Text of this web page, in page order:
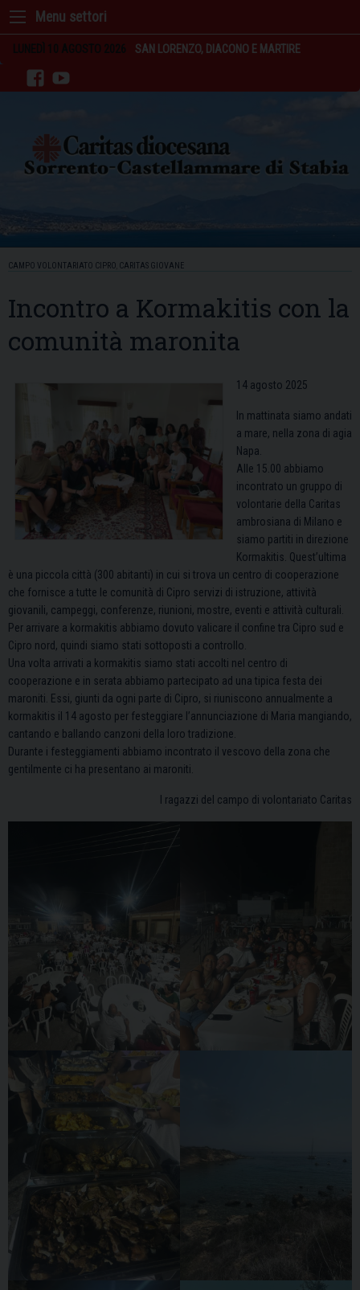
Skip
content
LUNEDÌ 10 AGOSTO 2026 SAN LORENZO, DIACONO E MARTIRE
facebookyoutube
CAMPO VOLONTARIATO CIPRO CARITAS GIOVANE
Incontro a Kormakitis con la
comunità maronita
14 agosto 2025
In mattinata siamo andati
a mare, nella zona di agia
Napa.
Alle 15.00 abbiamo
incontrato un gruppo di
volontarie della Caritas
ambrosiana di Milano e
siamo partiti in direzione
Kormakitis. Quest’ultima
è una piccola città (300 abitanti) in cui si trova un centro di cooperazione
che fornisce a tutte le comunità di Cipro servizi di istruzione, attività
giovanili, campeggi, conferenze, riunioni, mostre, eventi e attività culturali.
Per arrivare a kormakitis abbiamo dovuto valicare il confine tra Cipro sud e
Cipro nord, quindi siamo stati sottoposti a controllo.
Una volta arrivati a kormakitis siamo stati accolti nel centro di
cooperazione e in serata abbiamo partecipato ad una tipica festa dei
maroniti. Essi, giunti da ogni parte di Cipro, si riuniscono annualmente a
kormakitis il 14 agosto per festeggiare l’annunciazione di Maria mangiando,
cantando e ballando canzoni della loro tradizione.
Durante i festeggiamenti abbiamo incontrato il vescovo della zona che
gentilmente ci ha presentano ai maroniti.
I ragazzi del campo di volontariato Caritas